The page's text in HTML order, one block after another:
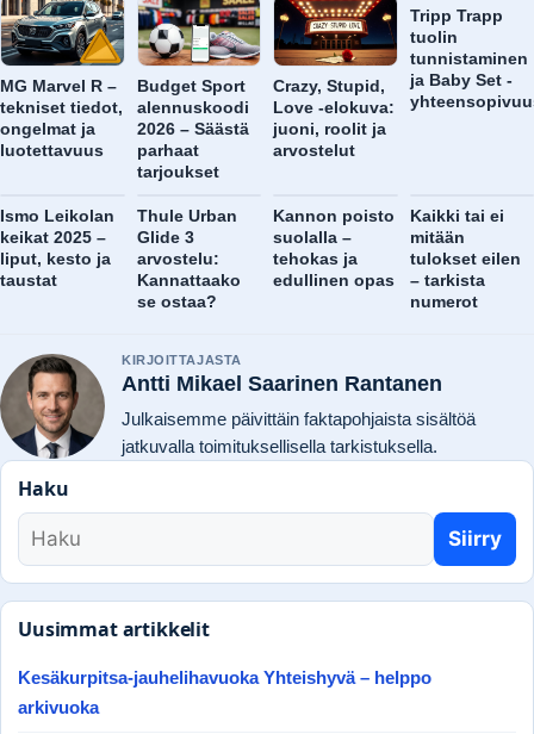
MG Marvel R –
tekniset tiedot,
ongelmat ja
luotettavuus
Budget Sport
alennuskoodi
2026 – Säästä
parhaat
tarjoukset
Crazy, Stupid,
Love -elokuva:
juoni, roolit ja
arvostelut
Tripp Trapp
tuolin
tunnistaminen
ja Baby Set -
Ismo Leikolan
keikat 2025 –
liput, kesto ja
taustat
Thule Urban
Glide 3
arvostelu:
Kannattaako
se ostaa?
Kannon poisto
suolalla –
tehokas ja
edullinen opas
Kaikki tai ei
mitään
tulokset eilen
– tarkista
numerot
KIRJOITTAJASTA
Antti Mikael Saarinen Rantanen
Julkaisemme päivittäin faktapohjaista sisältöä
jatkuvalla toimituksellisella tarkistuksella.
Haku
Siirry
Uusimmat artikkelit
Kesäkurpitsa-jauhelihavuoka Yhteishyvä – helppo
arkivuoka